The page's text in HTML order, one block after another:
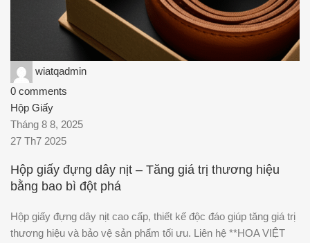
wiatqadmin
0 comments
Hộp Giấy
Tháng 8 8, 2025
27 Th7 2025
Hộp giấy đựng dây nịt – Tăng giá trị thương hiệu
bằng bao bì đột phá
Hộp giấy đựng dây nịt cao cấp, thiết kế độc đáo giúp tăng giá trị
thương hiệu và bảo vệ sản phẩm tối ưu. Liên hệ **HOA VIỆT